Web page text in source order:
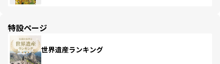
特設ページ
世界遺産ランキング